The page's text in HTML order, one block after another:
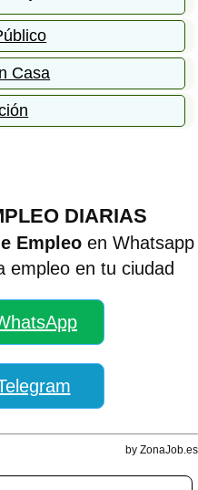
Casa
DIARIAS
Empleo en Whatsapp
empleo en tu ciudad
by ZonaJob.es